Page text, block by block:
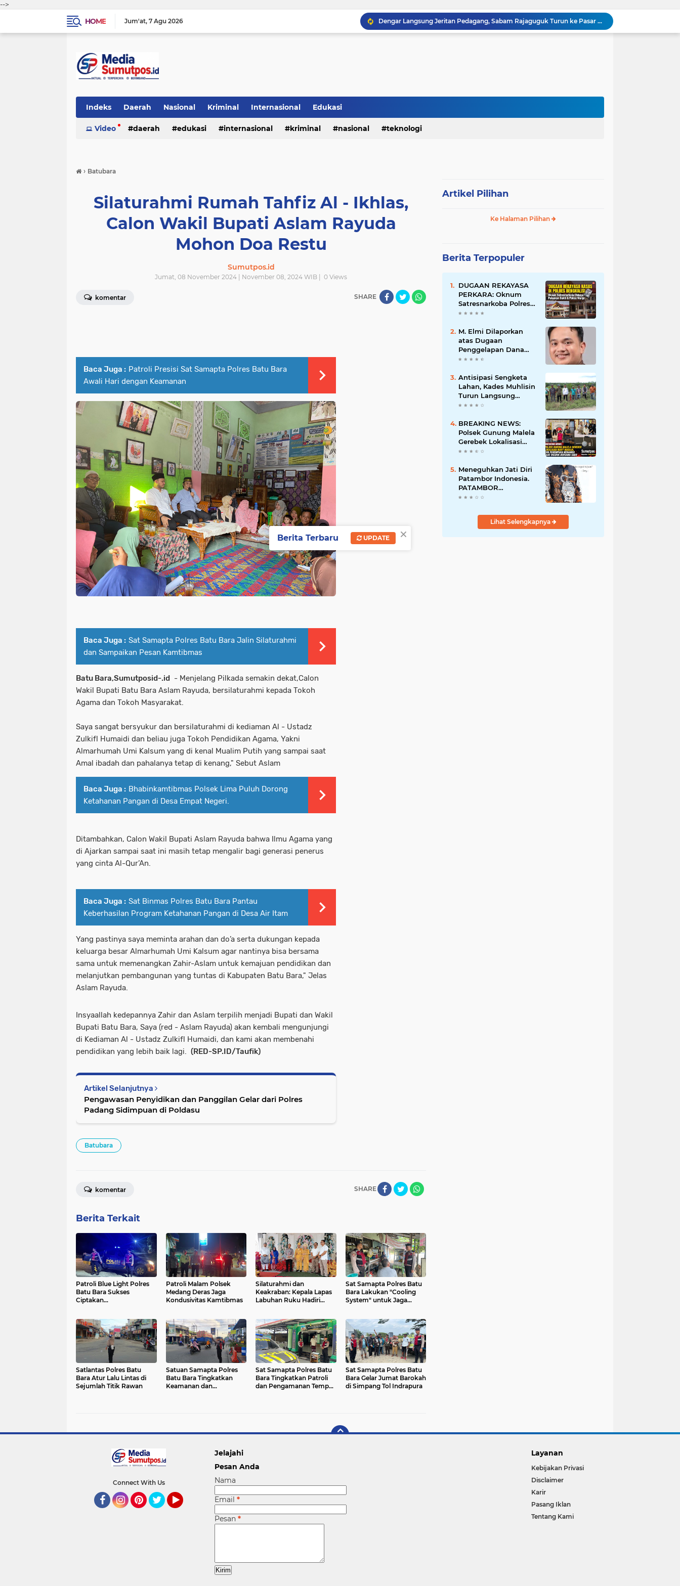
-->
HOME
Jum'at 7 Agu 2026
Dengar Langsung Jeritan Pedagang, Sabam Rajaguguk Turun ke Pasar Gelugur Rantauprapat
Sabam Rajaguguk Serap Aspirasi Warga Bilah Hilir, Tegaskan Komitmen Kawal Program Prabowo untuk Kesejahteraan Rakyat
Dalam Rangka HUT RI ke-81 dan Hari Jadi ke-61 Tanjab Barat Bupati Tanjab Barat Secara Resmi Membukaan Lomba Domino
Indeks Daerah Nasional Kriminal Internasional Edukasi
Video daerah edukasi internasional kriminal nasional teknologi
› Batubara
Silaturahmi Rumah Tahfiz Al - Ikhlas,
Calon Wakil Bupati Aslam Rayuda
Mohon Doa Restu
Sumutpos.id
Jumat, 08 November 2024 | November 08, 2024 WIB | 0 Views
komentar SHARE
Baca Juga : Patroli Presisi Sat Samapta Polres Batu Bara
Awali Hari dengan Keamanan
Baca Juga : Sat Samapta Polres Batu Bara Jalin Silaturahmi
dan Sampaikan Pesan Kamtibmas
Batu Bara,Sumutposid-.id - Menjelang Pilkada semakin dekat,Calon
Wakil Bupati Batu Bara Aslam Rayuda, bersilaturahmi kepada Tokoh
Agama dan Tokoh Masyarakat.
Saya sangat bersyukur dan bersilaturahmi di kediaman Al - Ustadz
Zulkifl Humaidi dan beliau juga Tokoh Pendidikan Agama, Yakni
Almarhumah Umi Kalsum yang di kenal Mualim Putih yang sampai saat
Amal ibadah dan pahalanya tetap di kenang," Sebut Aslam
Baca Juga : Bhabinkamtibmas Polsek Lima Puluh Dorong
Ketahanan Pangan di Desa Empat Negeri.
Ditambahkan, Calon Wakil Bupati Aslam Rayuda bahwa Ilmu Agama yang
di Ajarkan sampai saat ini masih tetap mengalir bagi generasi penerus
yang cinta Al-Qur’An.
Baca Juga : Sat Binmas Polres Batu Bara Pantau
Keberhasilan Program Ketahanan Pangan di Desa Air Itam
Yang pastinya saya meminta arahan dan do’a serta dukungan kepada
keluarga besar Almarhumah Umi Kalsum agar nantinya bisa bersama
sama untuk memenangkan Zahir-Aslam untuk kemajuan pendidikan dan
melanjutkan pembangunan yang tuntas di Kabupaten Batu Bara," Jelas
Aslam Rayuda.
Insyaallah kedepannya Zahir dan Aslam terpilih menjadi Bupati dan Wakil
Bupati Batu Bara, Saya (red - Aslam Rayuda) akan kembali mengunjungi
di Kediaman Al - Ustadz Zulkifl Humaidi, dan kami akan membenahi
pendidikan yang lebih baik lagi. (RED-SP.ID/Taufik)
Artikel Selanjutnya
Pengawasan Penyidikan dan Panggilan Gelar dari Polres
Padang Sidimpuan di Poldasu
Batubara
SHARE
komentar
Berita Terkait
Patroli Blue Light Polres
Batu Bara Sukses
Ciptakan
Patroli Malam Polsek
Medang Deras Jaga
Kondusivitas Kamtibmas
Silaturahmi dan
Keakraban: Kepala Lapas
Labuhan Ruku Hadiri
Sat Samapta Polres Batu
Bara Lakukan "Cooling
System" untuk Jaga
Satlantas Polres Batu
Bara Atur Lalu Lintas di
Sejumlah Titik Rawan
Satuan Samapta Polres
Batu Bara Tingkatkan
Keamanan dan
Sat Samapta Polres Batu
Bara Tingkatkan Patroli
dan Pengamanan Tempat
Sat Samapta Polres Batu
Bara Gelar Jumat Barokah
di Simpang Tol Indrapura
Artikel Pilihan
Ke Halaman Pilihan
Berita Terpopuler
DUGAAN REKAYASA
PERKARA: Oknum
Satresnarkoba Polres
Bengkalis Diduga
Hingga Paksa Warga
Hadir di TKP
M. Elmi Dilaporkan
atas Dugaan
Penggelapan Dana
Pensiunan Guru dan
Pastikan Proses
Hukum Berjalan
Antisipasi Sengketa
Lahan, Kades Muhlisin
Turun Langsung
Tinjau Batas Wilayah
Diserobot PT Jatim
Jaya Perkasa
BREAKING NEWS:
Polsek Gunung Malela
Gerebek Lokalisasi
Bukit Maraja, Dua
Saat Diciduk Bersama
Sabu
Meneguhkan Jati Diri
Patambor Indonesia.
PATAMBOR
INDONESIA Akan
Jakarta.
Lihat Selengkapnya
Connect With Us
Jelajahi
Pesan Anda
Nama
Email *
Pesan *
Layanan
Kebijakan Privasi
Disclaimer
Karir
Pasang Iklan
Tentang Kami
×
Berita Terbaru UPDATE